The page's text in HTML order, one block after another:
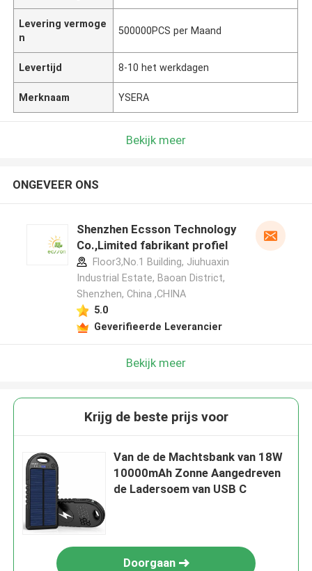
Levering vermoge
n
500000PCS per Maand
Levertijd 8-10 het werkdagen
Merknaam YSERA
Bekijk meer
ONGEVEER ONS
Shenzhen Ecsson Technology
Co.,Limited fabrikant profiel
Floor3,No.1 Building, Jiuhuaxin
Industrial Estate, Baoan District,
Shenzhen, China ,CHINA
5.0
Geverifieerde Leverancier
Bekijk meer
Krijg de beste prijs voor
Van de de Machtsbank van 18W
10000mAh Zonne Aangedreven
de Ladersoem van USB C
Doorgaan